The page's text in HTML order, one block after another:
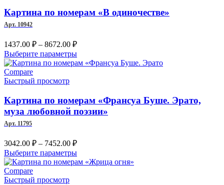
Опции
можно
странице
товара.
Картина по номерам «В одиночестве»
Арт. 10942
1437.00 ₽ – 8672.00 ₽Диапазон
цен:
1437.00 ₽
Выберите параметрыЭтот
товар
Опции
можно
выбрать
товара.
Compare
Быстрый просмотр
Картина по номерам «Франсуа Буше. Эрато,
муза любовной поэзии»
Арт. 11795
3042.00 ₽ – 7452.00 ₽Диапазон
цен:
3042.00 ₽
Выберите параметрыЭтот
товар
Compare
Быстрый просмотр